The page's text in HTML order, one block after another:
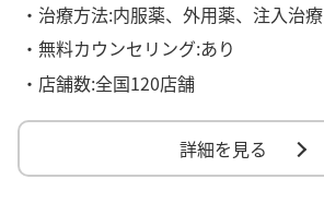
・治療方法:内服薬、外用薬、注入治療
・無料カウンセリング:あり
・店舗数:全国120店舗
詳細を見る